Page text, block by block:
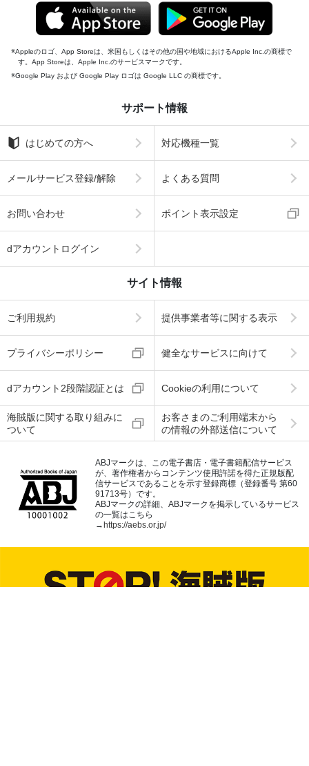
Appleのロゴ、App Storeは、米国もしくはその他の国や地域におけるApple Inc.の商標で
す。App Storeは、Apple Inc.のサービスマークです。
Google Play および Google Play ロゴは Google LLC の商標です。
サポート情報
はじめての方へ 対応機種一覧
メールサービス登録/解除 よくある質問
お問い合わせ ポイント表示設定
dアカウントログイン
サイト情報
ご利用規約 提供事業者等に関する表示
プライバシーポリシー 健全なサービスに向けて
dアカウント2段階認証とは Cookieの利用について
海賊版に関する取り組みに
ついて
お客さまのご利用端末から
の情報の外部送信について
ABJマークは、この電子書店・電子書籍配信サービス
が、著作権者からコンテンツ使用許諾を得た正規版配
信サービスであることを示す登録商標（登録番号 第60
91713号）です。
ABJマークの詳細、ABJマークを掲示しているサービス
の一覧はこちら
→ https://aebs.or.jp/